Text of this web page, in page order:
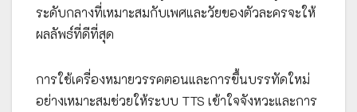
ระดับกลางที่เหมาะสมกับเพศและวัยของตัวละครจะให้
ผลลัพธ์ที่ดีที่สุด
การใช้เครื่องหมายวรรคตอนและการขึ้นบรรทัดใหม่
อย่างเหมาะสมช่วยให้ระบบ TTS เข้าใจจังหวะและการ